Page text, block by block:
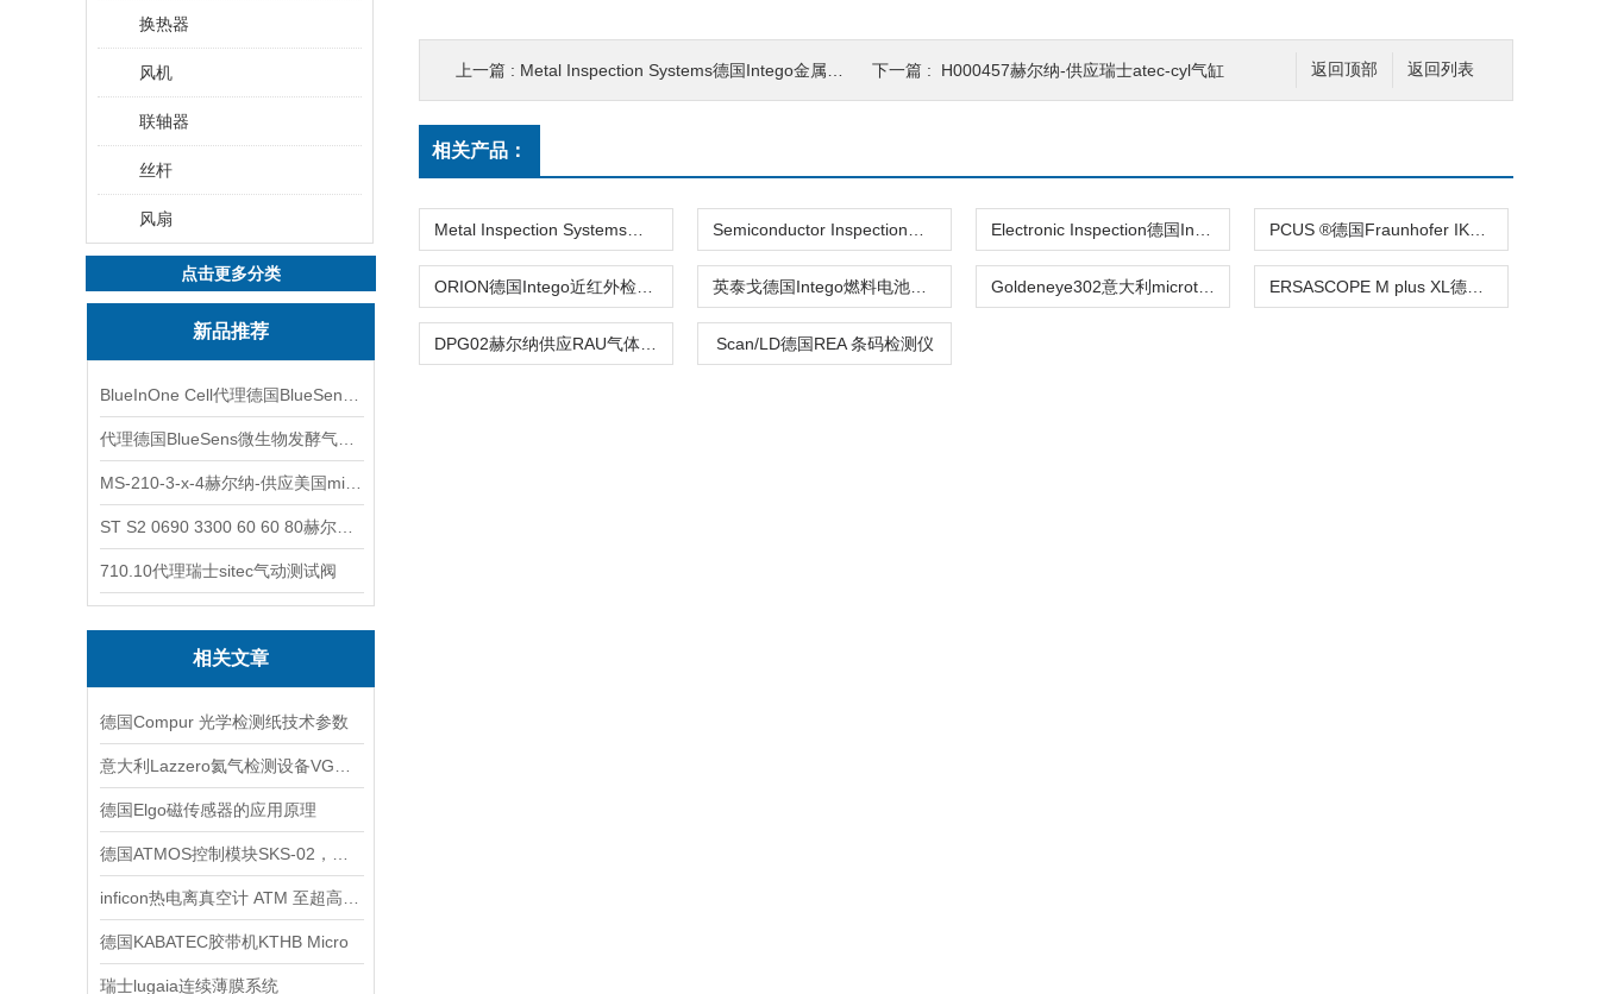
换热器
风机
联轴器
丝杆
风扇
点击更多分类
新品推荐
710.10代理瑞士sitec气动测试阀
相关文章
德国Compur 光学检测纸技术参数
德国Elgo磁传感器的应用原理
德国KABATEC胶带机KTHB Micro
瑞士lugaia连续薄膜系统
返回列表
返回顶部
上一篇 : Metal Inspection Systems德国Intego金属检测系统赫尔纳供应 下一篇 : H000457赫尔纳-供应瑞士atec-cyl气缸
相关产品：
Scan/LD德国REA 条码检测仪